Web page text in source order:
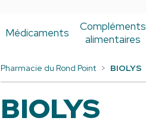
Médicaments
Compléments
alimentaires
Pharmacie du Rond Point BIOLYS
BIOLYS